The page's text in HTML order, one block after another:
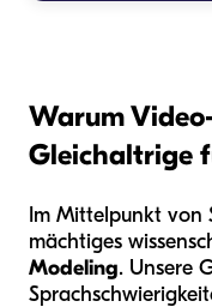
Warum
Gleichaltrige
Im Mittelpunkt von
mächtiges
Modeling. Unsere